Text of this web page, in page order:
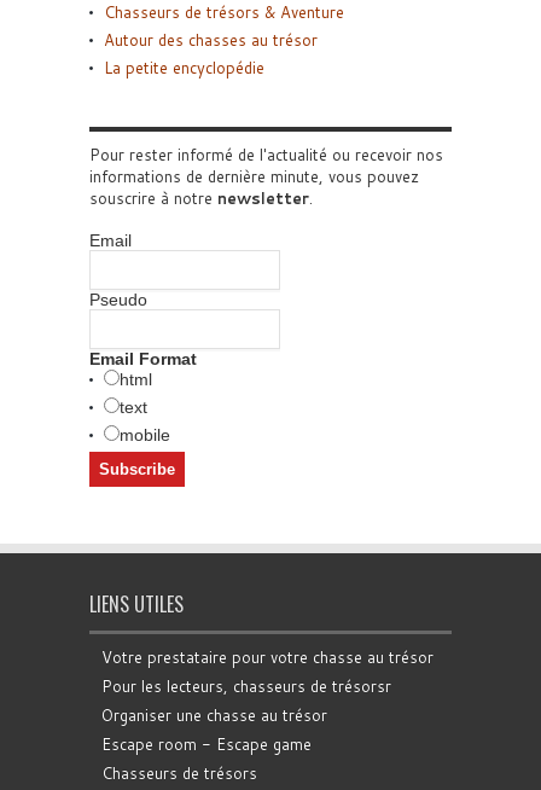
Chasseurs de trésors & Aventure
Autour des chasses au trésor
La petite encyclopédie
Pour rester informé de l'actualité ou recevoir nos
informations de dernière minute, vous pouvez
souscrire à notre newsletter.
Email
Pseudo
Email Format
html
text
mobile
LIENS UTILES
Votre prestataire pour votre chasse au trésor
Pour les lecteurs, chasseurs de trésorsr
Organiser une chasse au trésor
Escape room - Escape game
Chasseurs de trésors